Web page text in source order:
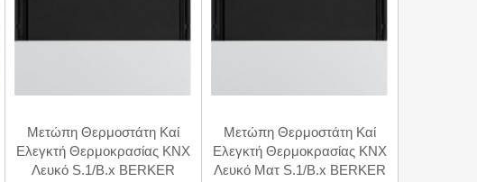
Μετώπη Θερμοστάτη Καί
Ελεγκτή Θερμοκρασίας KNX
Λευκό S.1/B.x BERKER
Μετώπη Θερμοστάτη Καί
Ελεγκτή Θερμοκρασίας KNX
Λευκό Ματ S.1/B.x BERKER